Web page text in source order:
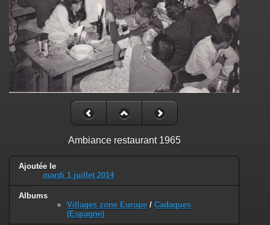
Ambiance restaurant 1965
Ajoutée le
mardi 1 juillet 2014
Albums
Villages zone Europe / Cadaques
(Espagne)